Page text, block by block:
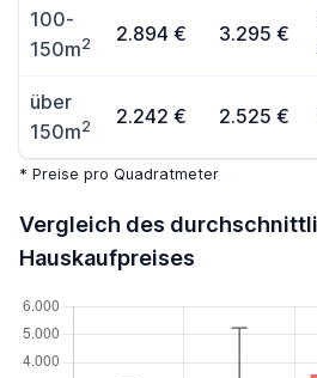
100-
150m2 2.894 € 3.295 €
über
150m2 2.242 € 2.525 €
* Preise pro Quadratmeter
Vergleich des
Hauskaufpreises